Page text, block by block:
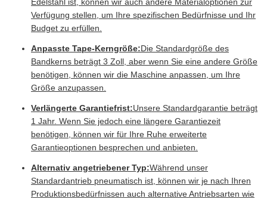
Verfügung stellen, um Ihre spezifischen Bedürfnisse und Ihr
Budget zu erfüllen.
Anpasste Tape-Kerngröße:Die Standardgröße des
Bandkerns beträgt 3 Zoll, aber wenn Sie eine andere Größe
benötigen, können wir die Maschine anpassen, um Ihre
Größe anzupassen.
Verlängerte Garantiefrist:Unsere Standardgarantie beträgt
1 Jahr. Wenn Sie jedoch eine längere Garantiezeit
benötigen, können wir für Ihre Ruhe erweiterte
Garantieoptionen besprechen und anbieten.
Alternativ angetriebener Typ:Während unser
Standardantrieb pneumatisch ist, können wir je nach Ihren
Produktionsbedürfnissen auch alternative Antriebsarten wie